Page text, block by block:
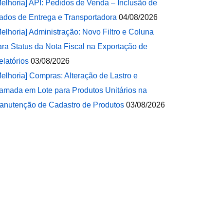
API: Pedidos de Venda – Inclusão de
de Entrega e Transportadora 04/08/2026
Administração: Novo Filtro e Coluna
Status da Nota Fiscal na Exportação de
03/08/2026
Compras: Alteração de Lastro e
em Lote para Produtos Unitários na
de Cadastro de Produtos 03/08/2026